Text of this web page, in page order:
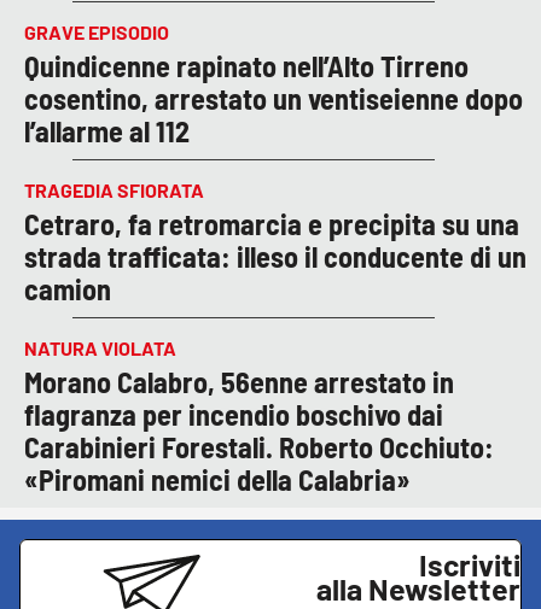
GRAVE EPISODIO
Quindicenne rapinato nell’Alto Tirreno
cosentino, arrestato un ventiseienne dopo
l’allarme al 112
TRAGEDIA SFIORATA
Cetraro, fa retromarcia e precipita su una
strada trafficata: illeso il conducente di un
camion
NATURA VIOLATA
Morano Calabro, 56enne arrestato in
flagranza per incendio boschivo dai
Carabinieri Forestali. Roberto Occhiuto:
«Piromani nemici della Calabria»
Iscriviti
alla Newsletter